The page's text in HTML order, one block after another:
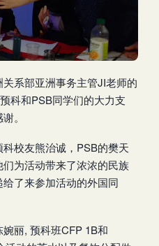
系部亚洲事务主管JI老师的
科和PSB同学们的大力支
。
校友熊治诚，PSB的樊天
为活动带来了浓浓的民族
了来参加活动的外国同
丽, 预科班CFP 1B和